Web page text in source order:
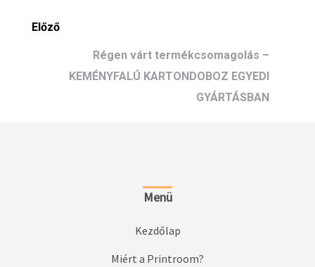
Előző
Régen várt termékcsomagolás –
KEMÉNYFALÚ KARTONDOBOZ EGYEDI
GYÁRTÁSBAN
Menü
Kezdőlap
Miért a Printroom?